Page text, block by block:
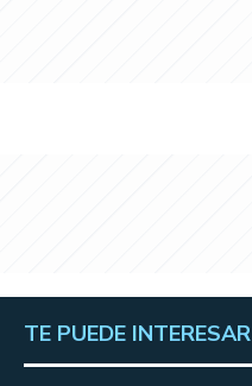
TE PUEDE INTERESAR